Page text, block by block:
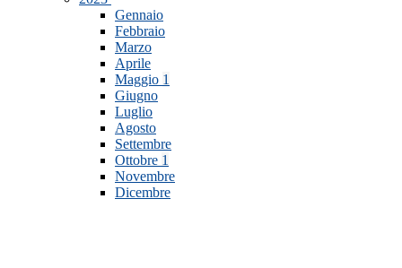
Gennaio
Febbraio
Marzo
Aprile
Maggio 1
Giugno
Luglio
Agosto
Settembre
Ottobre 1
Novembre
Dicembre